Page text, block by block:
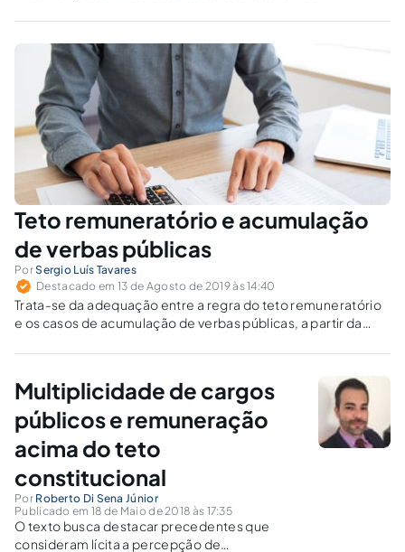
nos recursos extraordinários n. 602.043 e 612.975, com
repercussão geral reconhecida.
Teto remuneratório e acumulação
de verbas públicas
PorSergio Luís Tavares
Destacado em 13 de Agosto de 2019 às 14:40
Trata-se da adequação entre a regra do teto remuneratório
e os casos de acumulação de verbas públicas, a partir da
pela aplicação do teto a cada cargo isoladamente.
Multiplicidade de cargos
públicos e remuneração
acima do teto
constitucional
Por Roberto Di Sena Júnior
Publicado em 18 de Maio de 2018 às 17:35
O texto busca destacar precedentes que
consideram lícita a percepção de